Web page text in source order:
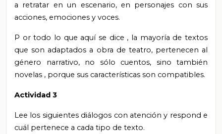
a retratar en un escenario, en personajes con sus
acciones, emociones y voces.
P or todo lo que aquí se dice , la mayoría de textos
que son adaptados a obra de teatro, pertenecen al
género narrativo, no sólo cuentos, sino también
novelas , porque sus características son compatibles.
Actividad 3
Lee los siguientes diálogos con atención y respond e
cuál pertenece a cada tipo de texto.